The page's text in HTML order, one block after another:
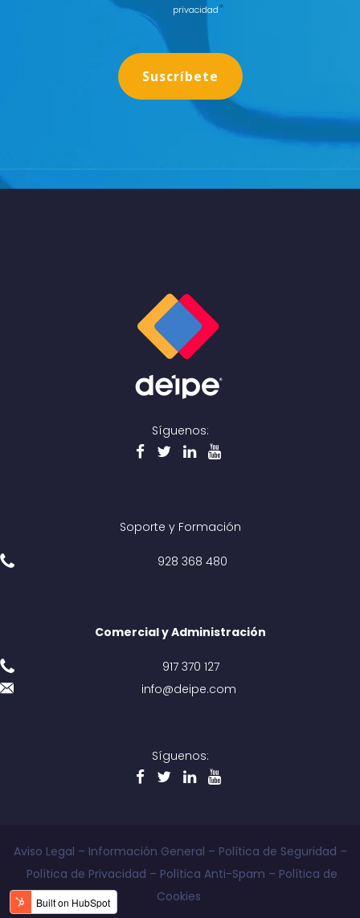
privacidad*
Síguenos:
Soporte y Formación
928 368 480
Comercial y Administración
917 370 127
info@deipe.com
Síguenos:
Aviso Legal – Información General – Política de Seguridad –
Política de Privacidad – Política Anti-Spam – Política de
Cookies